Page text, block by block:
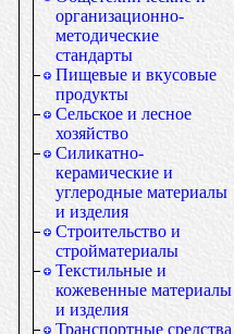
организационно-
методические
стандарты
Пищевые и вкусовые
продукты
Сельское и лесное
хозяйство
Силикатно-
керамические и
углеродные материалы
и изделия
Строительство и
стройматериалы
Текстильные и
кожевенные материалы
и изделия
Транспортные средства